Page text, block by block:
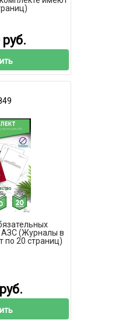
АЗС (Журналы в
по 20 страниц)